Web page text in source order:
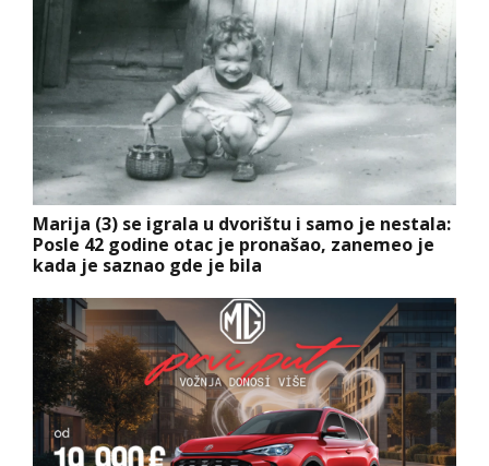
Marija (3) se igrala u dvorištu i samo je nestala:
Posle 42 godine otac je pronašao, zanemeo je
kada je saznao gde je bila